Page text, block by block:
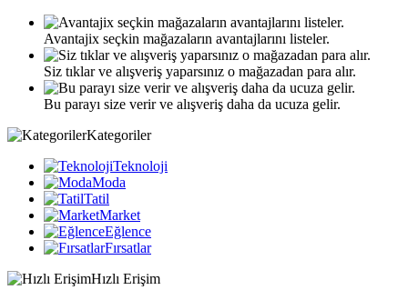
Avantajix seçkin mağazaların avantajlarını listeler.
Siz tıklar ve alışveriş yaparsınız o mağazadan para alır.
Bu parayı size verir ve alışveriş daha da ucuza gelir.
Kategoriler
Teknoloji
Moda
Tatil
Market
Eğlence
Fırsatlar
Hızlı Erişim